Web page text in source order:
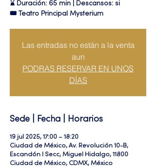
⌛ Duración: 65 min | Descansos: si
🎟 Teatro Principal Mysterium
Las entradas no están a la venta
aun
PODRAS RESERVAR EN UNOS
DÍAS
Sede | Fecha | Horarios
19 jul 2025, 17:00 – 18:20
Ciudad de México, Av. Revolución 10-B,
Escandón I Secc, Miguel Hidalgo, 11800
Ciudad de México, CDMX, México